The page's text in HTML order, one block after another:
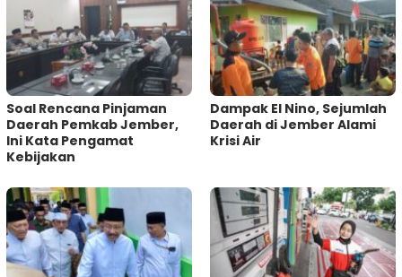
‎Soal Rencana Pinjaman
Daerah Pemkab Jember,
Ini Kata Pengamat
Kebijakan ‎
Dampak El Nino, Sejumlah
Daerah di Jember Alami
Krisi Air